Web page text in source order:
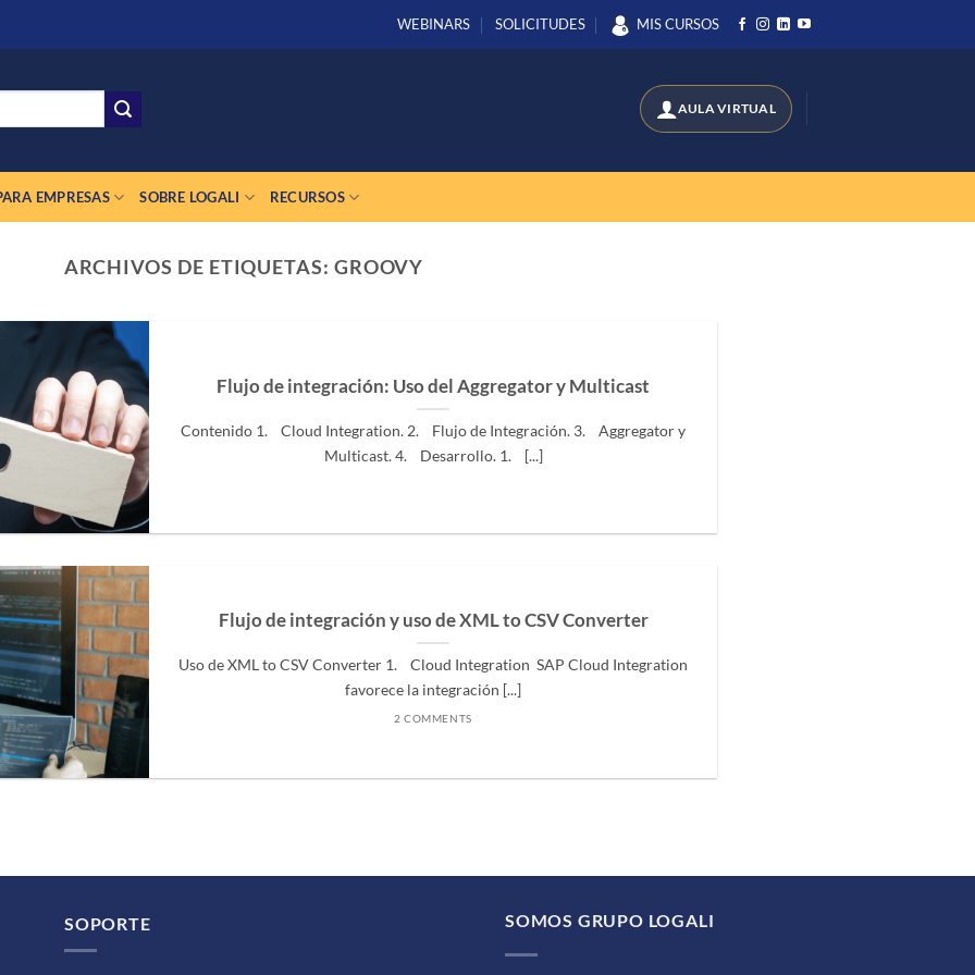
WEBINARS SOLICITUDES MIS CURSOS
EMPRESAS SOBRE LOGALI RECURSOS
ARCHIVOS DE ETIQUETAS: GROOVY
Flujo de integración: Uso del Aggregator y Multicast
Contenido 1. Cloud Integration. 2. Flujo de Integración. 3. Aggregator y
Multicast. 4. Desarrollo. 1. [...]
Flujo de integración y uso de XML to CSV Converter
Uso de XML to CSV Converter 1. Cloud Integration SAP Cloud Integration
favorece la integración [...]
2 COMMENTS
SOPORTE SOMOS GRUPO LOGALI